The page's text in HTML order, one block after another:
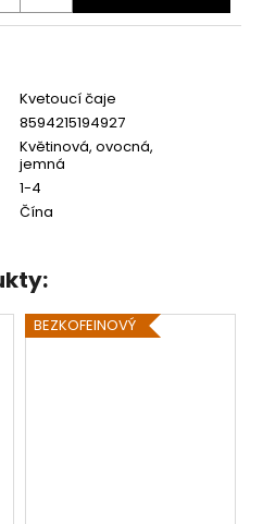
Kvetoucí čaje
8594215194927
Květinová, ovocná,
jemná
1-4
Čína
BEZKOFEINOVÝ